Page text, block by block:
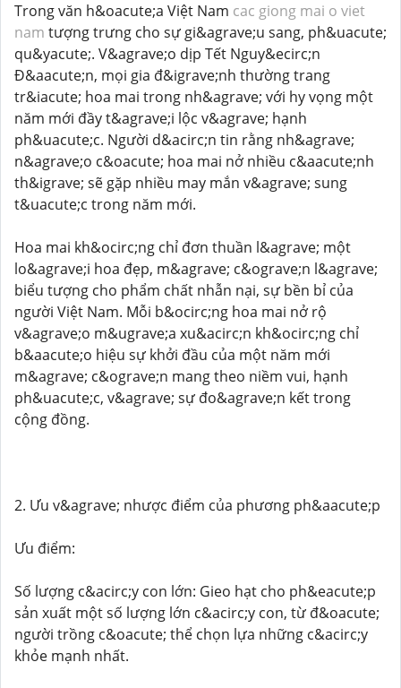
Trong văn h&oacute;a Việt Nam cac giong mai o viet
nam tượng trưng cho sự gi&agrave;u sang, ph&uacute;
qu&yacute;. V&agrave;o dịp Tết Nguy&ecirc;n
Đ&aacute;n, mọi gia đ&igrave;nh thường trang
tr&iacute; hoa mai trong nh&agrave; với hy vọng một
năm mới đầy t&agrave;i lộc v&agrave; hạnh
ph&uacute;c. Người d&acirc;n tin rằng nh&agrave;
n&agrave;o c&oacute; hoa mai nở nhiều c&aacute;nh
th&igrave; sẽ gặp nhiều may mắn v&agrave; sung
t&uacute;c trong năm mới.
Hoa mai kh&ocirc;ng chỉ đơn thuần l&agrave; một
lo&agrave;i hoa đẹp, m&agrave; c&ograve;n l&agrave;
biểu tượng cho phẩm chất nhẫn nại, sự bền bỉ của
người Việt Nam. Mỗi b&ocirc;ng hoa mai nở rộ
v&agrave;o m&ugrave;a xu&acirc;n kh&ocirc;ng chỉ
b&aacute;o hiệu sự khởi đầu của một năm mới
m&agrave; c&ograve;n mang theo niềm vui, hạnh
ph&uacute;c, v&agrave; sự đo&agrave;n kết trong
cộng đồng.
2. Ưu v&agrave; nhược điểm của phương ph&aacute;p
Ưu điểm:
Số lượng c&acirc;y con lớn: Gieo hạt cho ph&eacute;p
sản xuất một số lượng lớn c&acirc;y con, từ đ&oacute;
người trồng c&oacute; thể chọn lựa những c&acirc;y
khỏe mạnh nhất.